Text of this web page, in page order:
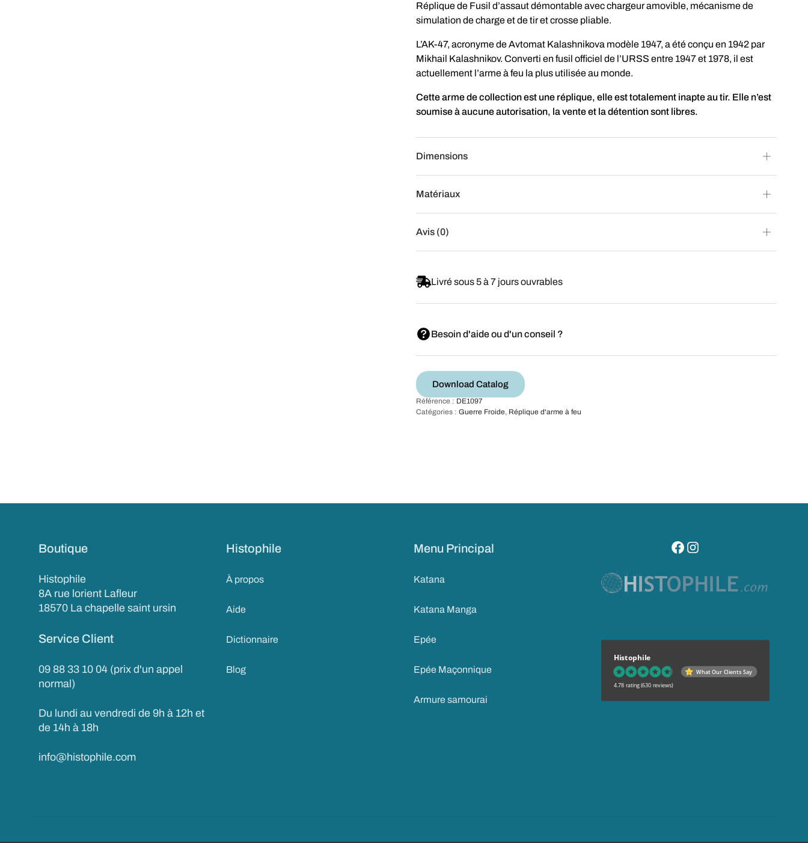
Réplique de Fusil d’assaut démontable avec chargeur amovible, mécanisme de
simulation de charge et de tir et crosse pliable.
L’AK-47, acronyme de Avtomat Kalashnikova modèle 1947, a été conçu en 1942 par
Mikhail Kalashnikov. Converti en fusil officiel de l’URSS entre 1947 et 1978, il est
actuellement l’arme à feu la plus utilisée au monde.
Cette arme de collection est une réplique, elle est totalement inapte au tir. Elle n’est
soumise à aucune autorisation, la vente et la détention sont libres.
Dimensions
Matériaux
Avis (0)
Livré sous 5 à 7 jours ouvrables
Besoin d'aide ou d'un conseil ?
Download Catalog
Référence : DE1097
Catégories : Guerre Froide, Réplique d'arme à feu
Boutique
Histophile
8A rue lorient Lafleur
18570 La chapelle saint ursin
Service Client
09 88 33 10 04 (prix d'un appel
normal)
Du lundi au vendredi de 9h à 12h et
de 14h à 18h
info@histophile.com
Histophile
À propos
Aide
Dictionnaire
Blog
Menu Principal
Katana
Katana Manga
Epée
Epée Maçonnique
Armure samourai
visitez notre page facebook
suivez notre compte
Histophile
What Our Clients Say
4.78 rating (630 reviews)